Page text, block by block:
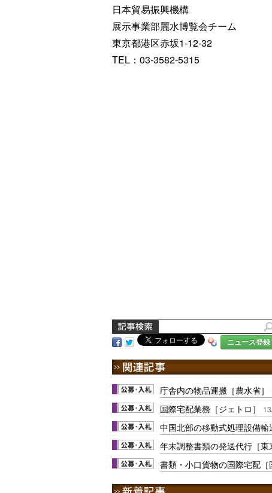
日本貿易振興機構
展示事業部麗水博覧会チーム
東京都港区赤坂1-12-32
TEL：03-3582-5315
ニュース登録
庁舎内の物品運搬［農水省］
国際宅配業務［ジェトロ］
中国北部の移動式処理設備輸
年末調整書類の発送代行［東
書類・小口貨物の国際宅配［